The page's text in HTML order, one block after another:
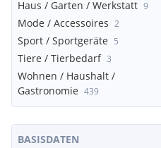
Haus / Garten / Werkstatt 9
Mode / Accessoires 2
Sport / Sportgeräte 5
Tiere / Tierbedarf 3
Wohnen / Haushalt /
Gastronomie 439
BASISDATEN